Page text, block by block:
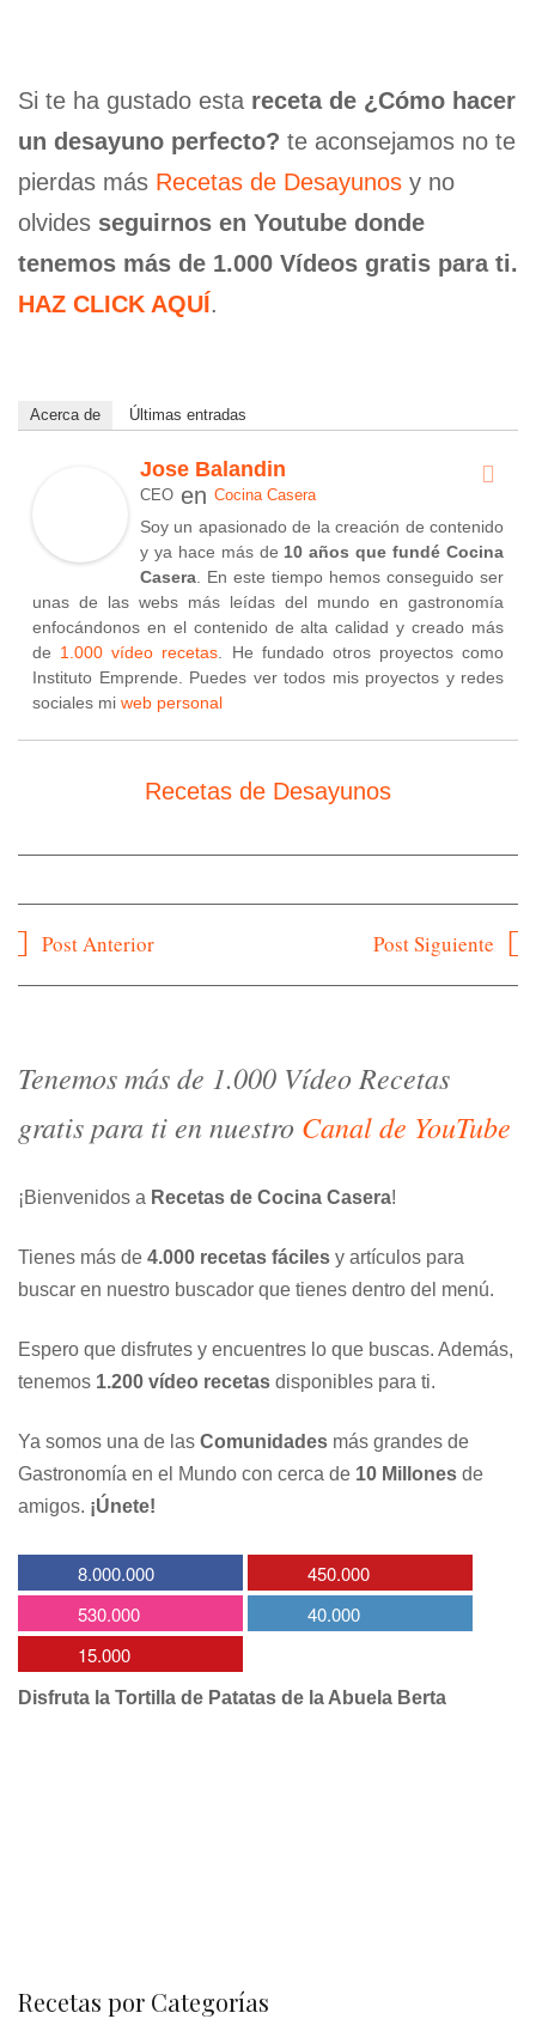
Si te ha gustado esta receta de ¿Cómo hacer
un desayuno perfecto? te aconsejamos no te
pierdas más Recetas de Desayunos y no
olvides seguirnos en Youtube donde
tenemos más de 1.000 Vídeos gratis para ti.
HAZ CLICK AQUÍ.
Acerca de Últimas entradas
Jose Balandin
CEO en Cocina Casera
Soy un apasionado de la creación de contenido
y ya hace más de 10 años que fundé Cocina
Casera . En este tiempo hemos conseguido ser
unas de las webs más leídas del mundo en gastronomía
enfocándonos en el contenido de alta calidad y creado más
de 1.000 vídeo recetas . He fundado otros proyectos como
Instituto Emprende. Puedes ver todos mis proyectos y redes
sociales mi web personal
Recetas de Desayunos
Navegación
Post Anterior Post Siguiente
Tenemos más de 1.000 Vídeo Recetas
gratis para ti en nuestro Canal de YouTube
¡Bienvenidos a Recetas de Cocina Casera!
Tienes más de 4.000 recetas fáciles y artículos para
buscar en nuestro buscador que tienes dentro del menú.
Espero que disfrutes y encuentres lo que buscas. Además,
tenemos 1.200 vídeo recetas disponibles para ti.
Ya somos una de las Comunidades más grandes de
Gastronomía en el Mundo con cerca de 10 Millones de
amigos. ¡Únete!
8.000.000
450.000
530.000
40.000
15.000
Disfruta la Tortilla de Patatas de la Abuela Berta
Recetas por Categorías